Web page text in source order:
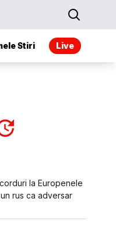
Stiri Live
la Europenele
rus ca adversar